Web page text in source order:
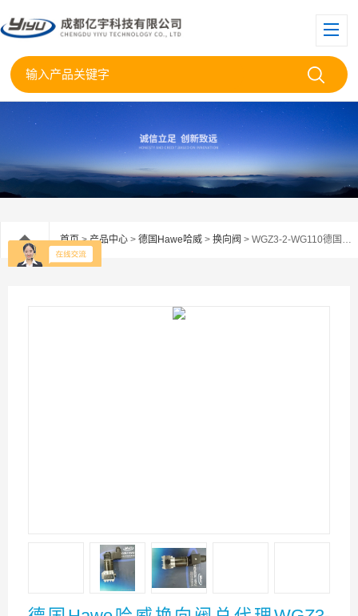
首页>产品中心 > 德国Hawe哈威 > 换向阀 > WGZ3-2-WG110德国Hawe哈威换向阀总代理WGZ3-2WG110现货